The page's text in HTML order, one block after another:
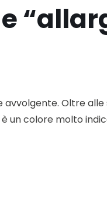
Oltre alle
è un colore molto